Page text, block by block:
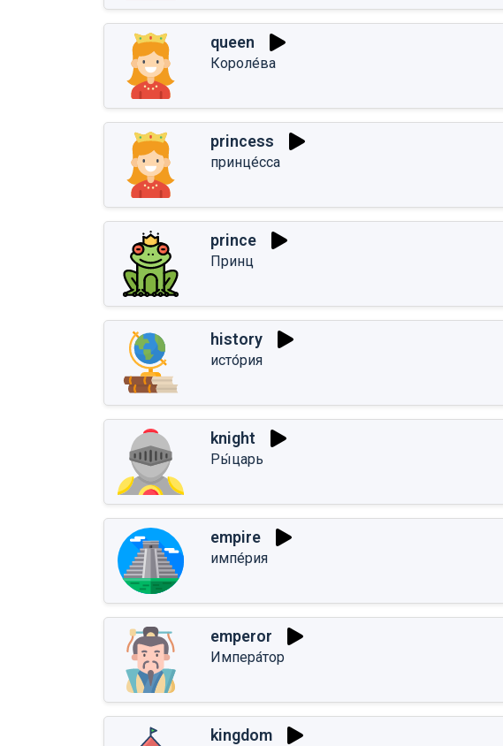
queen
Короле́ва
princess
принце́сса
prince
Принц
history
исто́рия
knight
Ры́царь
empire
импе́рия
emperor
Импера́тор
kingdom